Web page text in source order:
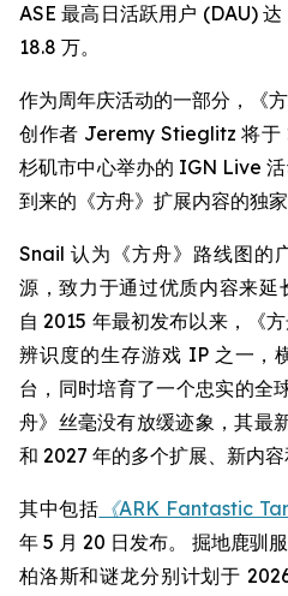
ASE 最高日活跃用户 (DAU)
18.8 万。
作为周年庆活动的一部分，《
创作者 Jeremy Stieglitz 将于
杉矶市中心举办的 IGN Live
到来的《方舟》扩展内容的独家
Snail 认为《方舟》路线图的
源，致力于通过优质内容来延
自 2015 年最初发布以来，《
辨识度的生存游戏 IP 之一，
台，同时培育了一个忠实的全
舟》丝毫没有放缓迹象，其最
和 2027 年的多个扩展、新内容
其中包括 《ARK Fantastic
年 5 月 20 日发布。 掘地鹿驯
柏洛斯和谜龙分别计划于